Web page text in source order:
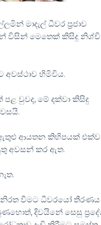
මාදැල් ධීවර ප්‍රජාව
විසින් මෙතෙක් කිසිදු
අවස්ථාව හිමිවිය.
පළ වුවද,මේ දක්වා කිසිදු
.
ඇතුළු ආයතන කිහිපයක් එක්ව
අවසන් කර ඇත.
.
නිරත වීමට ධීවරයෝ
,දිවයිනේ සෙසු